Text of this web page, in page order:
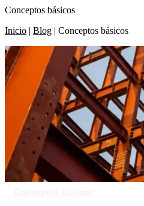
Conceptos básicos
Inicio | Blog | Conceptos básicos